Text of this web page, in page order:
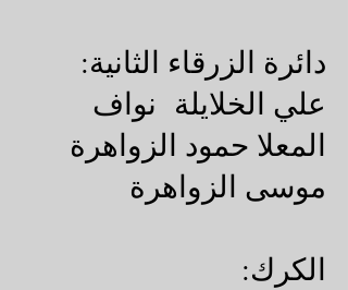
دائرة الزرقاء الثانية:
علي الخلايلة نواف
المعلا حمود الزواهرة
موسى الزواهرة
الكرك: